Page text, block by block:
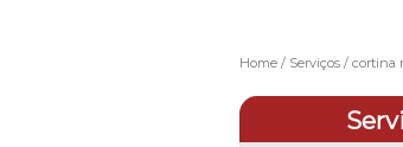
Home Serviços cortina